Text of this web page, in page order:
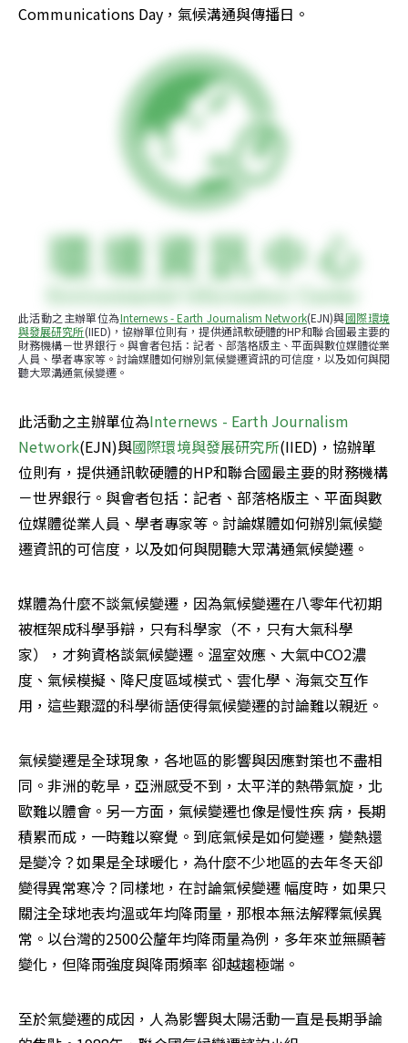
Communications Day，氣候溝通與傳播日。
此活動之主辦單位為Internews - Earth Journalism Network(EJN)與國際環境
與發展研究所(IIED)，協辦單位則有，提供通訊軟硬體的HP和聯合國最主要的
財務機構－世界銀行。與會者包括：記者、部落格版主、平面與數位媒體從業
人員、學者專家等。討論媒體如何辦別氣候變遷資訊的可信度，以及如何與閱
聽大眾溝通氣候變遷。
此活動之主辦單位為Internews - Earth Journalism
Network(EJN)與國際環境與發展研究所(IIED)，協辦單
位則有，提供通訊軟硬體的HP和聯合國最主要的財務機構
－世界銀行。與會者包括：記者、部落格版主、平面與數
位媒體從業人員、學者專家等。討論媒體如何辦別氣候變
遷資訊的可信度，以及如何與閱聽大眾溝通氣候變遷。
媒體為什麼不談氣候變遷，因為氣候變遷在八零年代初期
被框架成科學爭辯，只有科學家（不，只有大氣科學
家），才夠資格談氣候變遷。溫室效應、大氣中CO2濃
度、氣候模擬、降尺度區域模式、雲化學、海氣交互作
用，這些艱澀的科學術語使得氣候變遷的討論難以親近。
氣候變遷是全球現象，各地區的影響與因應對策也不盡相
同。非洲的乾旱，亞洲感受不到，太平洋的熱帶氣旋，北
歐難以體會。另一方面，氣候變遷也像是慢性疾 病，長期
積累而成，一時難以察覺。到底氣候是如何變遷，變熱還
是變冷？如果是全球暖化，為什麼不少地區的去年冬天卻
變得異常寒冷？同樣地，在討論氣候變遷 幅度時，如果只
關注全球地表均溫或年均降雨量，那根本無法解釋氣候異
常。以台灣的2500公釐年均降雨量為例，多年來並無顯著
變化，但降雨強度與降雨頻率 卻越趨極端。
至於氣變遷的成因，人為影響與太陽活動一直是長期爭論